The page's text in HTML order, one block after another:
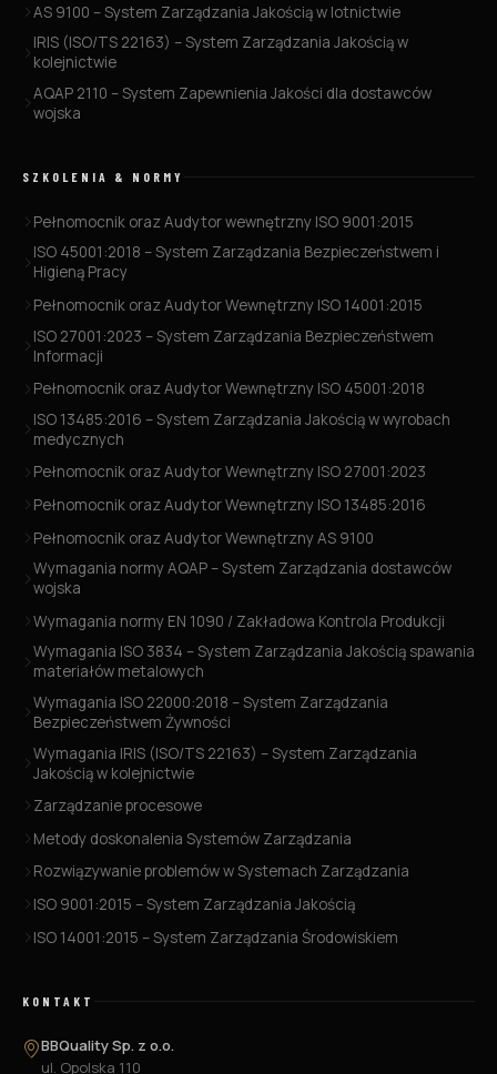
AS 9100 – System Zarządzania Jakością w lotnictwie
IRIS (ISO/TS 22163) – System Zarządzania Jakością w
kolejnictwie
AQAP 2110 – System Zapewnienia Jakości dla dostawców
wojska
SZKOLENIA & NORMY
Pełnomocnik oraz Audytor wewnętrzny ISO 9001:2015
ISO 45001:2018 – System Zarządzania Bezpieczeństwem i
Higieną Pracy
Pełnomocnik oraz Audytor Wewnętrzny ISO 14001:2015
ISO 27001:2023 – System Zarządzania Bezpieczeństwem
Informacji
Pełnomocnik oraz Audytor Wewnętrzny ISO 45001:2018
ISO 13485:2016 – System Zarządzania Jakością w wyrobach
medycznych
Pełnomocnik oraz Audytor Wewnętrzny ISO 27001:2023
Pełnomocnik oraz Audytor Wewnętrzny ISO 13485:2016
Pełnomocnik oraz Audytor Wewnętrzny AS 9100
Wymagania normy AQAP – System Zarządzania dostawców
wojska
Wymagania normy EN 1090 / Zakładowa Kontrola Produkcji
Wymagania ISO 3834 – System Zarządzania Jakością spawania
materiałów metalowych
Wymagania ISO 22000:2018 – System Zarządzania
Bezpieczeństwem Żywności
Wymagania IRIS (ISO/TS 22163) – System Zarządzania
Jakością w kolejnictwie
Zarządzanie procesowe
Metody doskonalenia Systemów Zarządzania
Rozwiązywanie problemów w Systemach Zarządzania
ISO 9001:2015 – System Zarządzania Jakością
ISO 14001:2015 – System Zarządzania Środowiskiem
KONTAKT
BBQuality Sp. z o.o.
ul. Opolska 110